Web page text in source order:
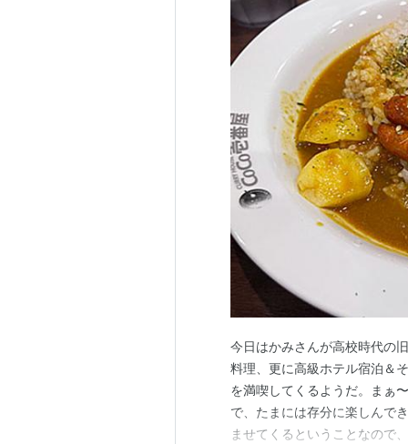
今日はかみさんが高校時代の
料理、更に高級ホテル宿泊＆
を満喫してくるようだ。まぁ
で、たまには存分に楽しんで
ませてくるということなので